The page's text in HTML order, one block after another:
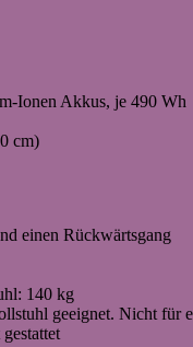
Ionen Akkus, je 490 Wh
cm)
einen Rückwärtsgang
140 kg
geeignet. Nicht für